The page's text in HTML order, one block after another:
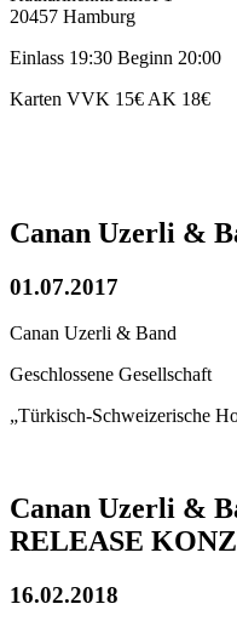
20457 Hamburg
Einlass 19:30 Beginn 20:00
Karten VVK 15€ AK 18€
Canan Uzerli &
01.07.2017
Canan Uzerli & Band
Geschlossene Gesellschaft
„Türkisch-Schweizerische
Canan Uzerli &
RELEASE
16.02.2018